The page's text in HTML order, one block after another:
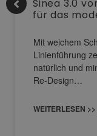
Sinea 3.0
für das
Mit weichem
Linienführung
natürlich und
Re-Design…
WEITERLESEN >>